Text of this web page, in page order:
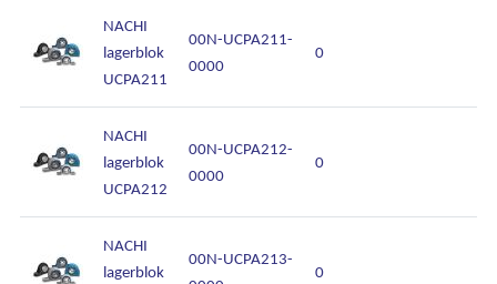
NACHI
lagerblok
UCPA211
00N-UCPA211-
0000
0
NACHI
lagerblok
UCPA212
00N-UCPA212-
0000
0
NACHI
lagerblok
00N-UCPA213-
0